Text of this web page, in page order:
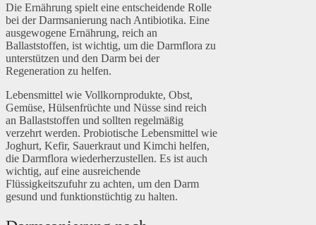
Die Ernährung spielt eine entscheidende Rolle
bei der Darmsanierung nach Antibiotika. Eine
ausgewogene Ernährung, reich an
Ballaststoffen, ist wichtig, um die Darmflora zu
unterstützen und den Darm bei der
Regeneration zu helfen.
Lebensmittel wie Vollkornprodukte, Obst,
Gemüse, Hülsenfrüchte und Nüsse sind reich
an Ballaststoffen und sollten regelmäßig
verzehrt werden. Probiotische Lebensmittel wie
Joghurt, Kefir, Sauerkraut und Kimchi helfen,
die Darmflora wiederherzustellen. Es ist auch
wichtig, auf eine ausreichende
Flüssigkeitszufuhr zu achten, um den Darm
gesund und funktionstüchtig zu halten.